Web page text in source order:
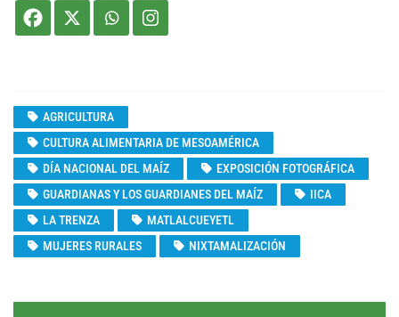
AGRICULTURA
CULTURA ALIMENTARIA DE MESOAMÉRICA
DÍA NACIONAL DEL MAÍZ
EXPOSICIÓN FOTOGRÁFICA
GUARDIANAS Y LOS GUARDIANES DEL MAÍZ
IICA
LA TRENZA
MATLALCUEYETL
MUJERES RURALES
NIXTAMALIZACIÓN